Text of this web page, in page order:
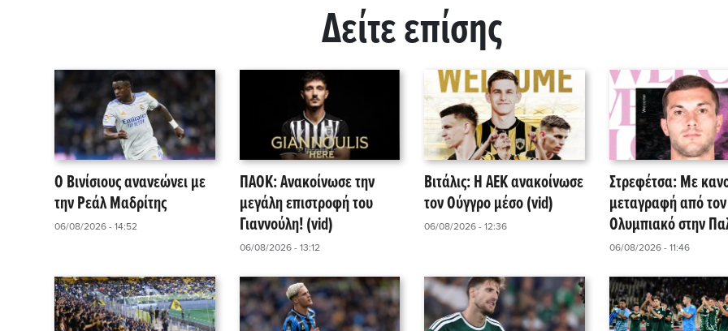
Δείτε επίσης
Ο Βινίσιους ανανεώνει με
την Ρεάλ Μαδρίτης
06/08/2026 - 14:52
ΠΑΟΚ: Ανακοίνωσε την
μεγάλη επιστροφή του
Γιαννούλη! (vid)
06/08/2026 - 13:12
Βιτάλις: Η ΑΕΚ ανακοίνωσε
τον Ούγγρο μέσο (vid)
06/08/2026 - 12:36
Στρεφέτσα: Με
μεταγραφή από τον
Ολυμπιακό στην
ο Βραζιλιάνος
06/08/2026 - 11:46